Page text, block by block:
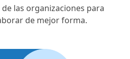
las organizaciones para
de mejor forma.